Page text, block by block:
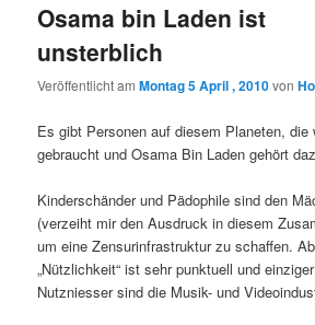
Osama bin Laden ist
unsterblich
Veröffentlicht amMontag 5 April , 2010von
Es gibt Personen auf diesem Planeten, die
gebraucht und Osama Bin Laden gehört
Kinderschänder und Pädophile sind den
(verzeiht mir den Ausdruck in diesem
um eine Zensurinfrastruktur zu schaffen.
„Nützlichkeit“ ist sehr punktuell und
Nutzniesser sind die Musik- und